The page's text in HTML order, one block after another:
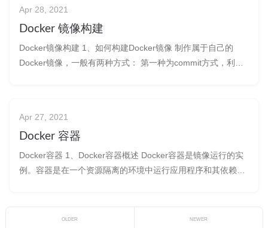
Apr 28, 2021
Docker 镜像构建
Docker镜像构建 1、如何构建Docker镜像 制作属于自己的
Docker镜像，一般有两种方式： 第一种为commit方式，利用
Apr 27, 2021
Docker 容器
Docker容器 1、Docker容器概述 Docker容器是镜像运行的实
例。容器是在一个资源隔离的环境中运行应用程序和其依赖项
OLDER NEWER